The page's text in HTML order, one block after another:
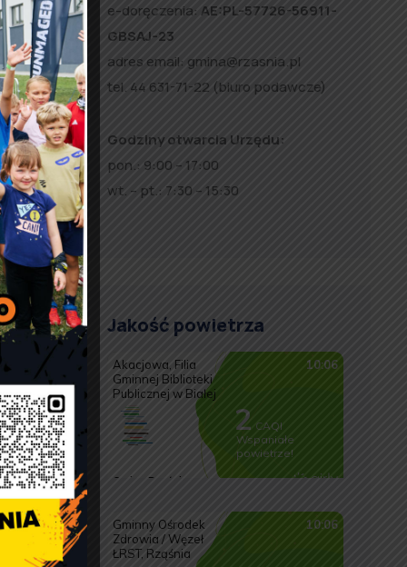
e-doręczenia: AE:PL-57726-56911-
GBSAJ-23
adres email: gmina@rzasnia.pl
tel. 44 631-71-22 (biuro podawcze)
Godziny otwarcia Urzędu:
pon.: 9:00 – 17:00
wt. – pt.: 7:30 – 15:30
Jakość powietrza